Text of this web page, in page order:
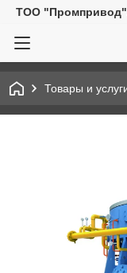
ТОО "Промпривод".
Товары и